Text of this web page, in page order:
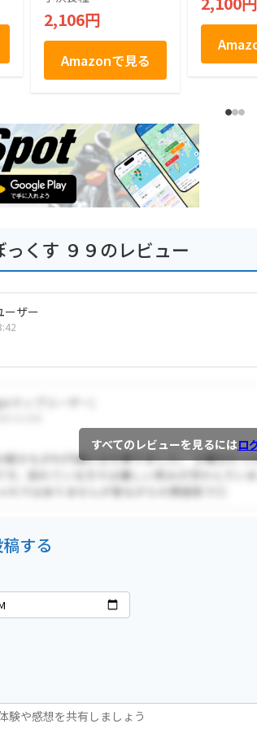
2,106円
Amazonで見る
だ チョ
シャ
olanda
hat
ts 10枚
くす ９９のレビュー
ーザー
すべてのレビューを見るにはロ
する